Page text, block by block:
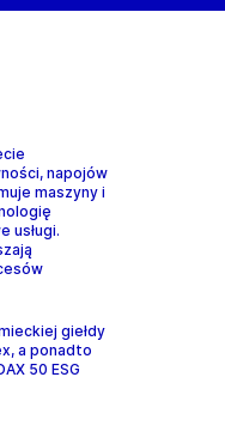
napojów
maszyny i
usługi.
giełdy
a ponadto
50 ESG